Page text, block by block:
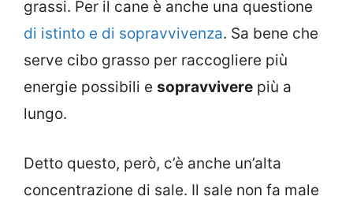
grassi. Per il cane è anche una questione
di istinto e di sopravvivenza. Sa bene che
serve cibo grasso per raccogliere più
energie possibili e sopravvivere più a
lungo.
Detto questo, però, c’è anche un’alta
concentrazione di sale. Il sale non fa male